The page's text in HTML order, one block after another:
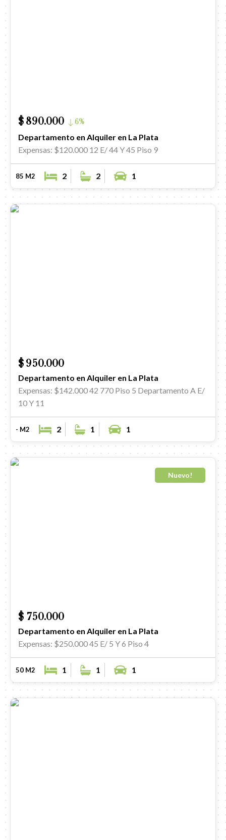
$ 890.000 6%
Departamento en Alquiler en La Plata
Expensas: $120.000 12 E/ 44 Y 45 Piso 9
85 M2 2 2 1
$ 950.000
Departamento en Alquiler en La Plata
Expensas: $142.00042 770 Piso 5 Departamento A E/
10 Y 11
- M2 2 1 1
Nuevo!
$ 750.000
Departamento en Alquiler en La Plata
Expensas: $250.00045 E/ 5 Y 6 Piso 4
50 M2 1 1 1